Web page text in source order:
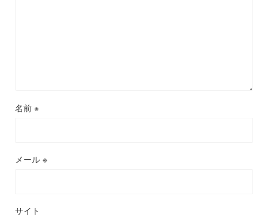
名前 ※
メール ※
サイト